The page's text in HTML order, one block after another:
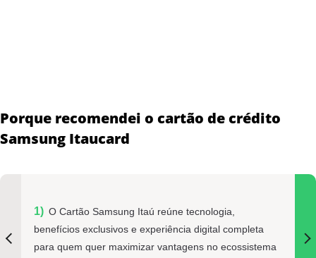
Porque recomendei o cartão de crédito
Samsung Itaucard
O Cartão Samsung Itaú reúne tecnologia,
benefícios exclusivos e experiência digital completa
para quem quer maximizar vantagens no ecossistema